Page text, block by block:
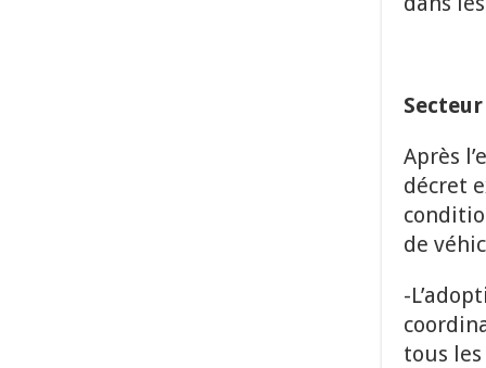
Après
décret
de
-
tous